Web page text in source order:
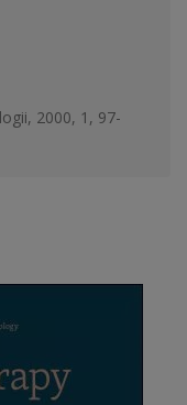
2000, 1, 97-